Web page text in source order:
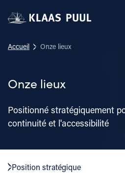
Accueil Onze lieux
Onze lieux
Positionné stratégiquement
continuité et l'accessibilité
Position stratégique